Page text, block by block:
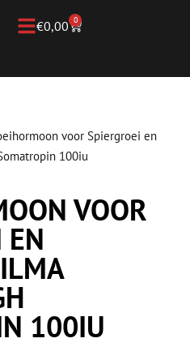
€0,00 0
voor Spiergroei en
100iu
VOOR
EN
100IU